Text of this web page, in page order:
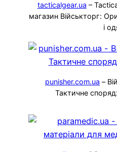
tacticalgear.ua –
магазин Військторг:
і
punisher.com.ua –
Тактичне